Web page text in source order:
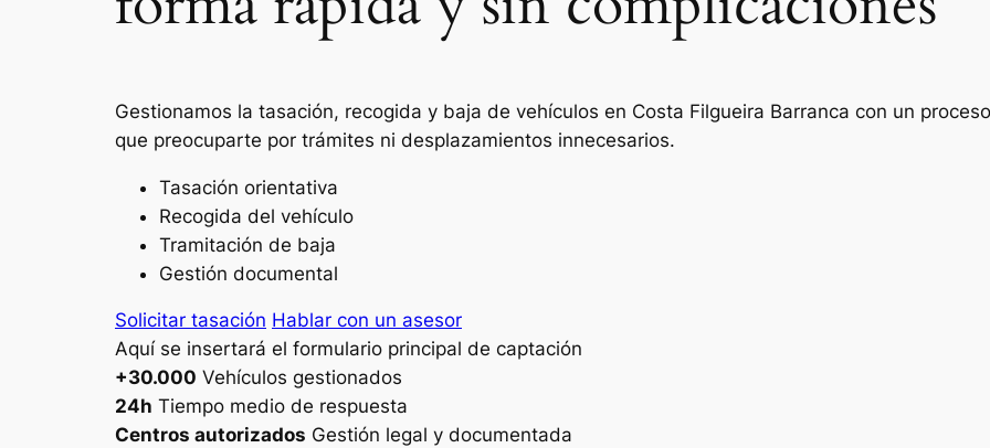
Gestionamos la tasación, recogida y baja de vehículos en Costa Filgueira Barranca con un
que preocuparte por trámites ni desplazamientos innecesarios.
Tasación orientativa
Recogida del vehículo
Tramitación de baja
Gestión documental
Solicitar tasación Hablar con un asesor
Aquí se insertará el formulario principal de captación
+30.000 Vehículos gestionados
24h Tiempo medio de respuesta
Centros autorizados Gestión legal y documentada